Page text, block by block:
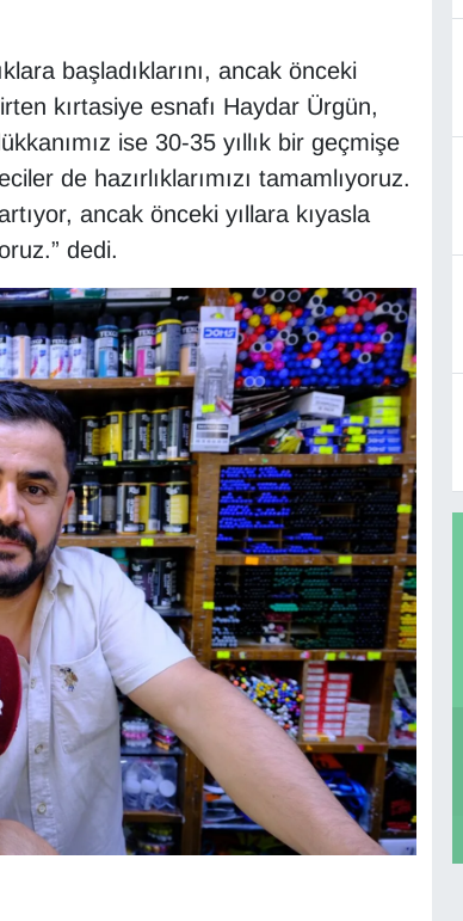
başladıklarını, ancak önceki
kırtasiye esnafı Haydar Ürgün,
ise 30-35 yıllık bir geçmişe
de hazırlıklarımızı tamamlıyoruz.
ancak önceki yıllara kıyasla
dedi.